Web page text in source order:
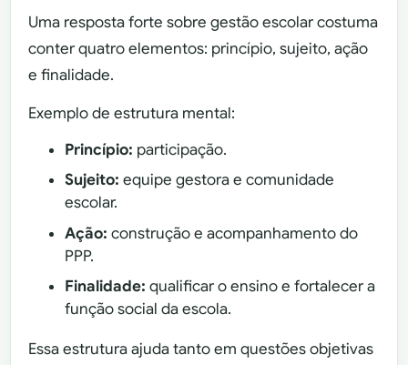
Uma resposta forte sobre gestão escolar costuma
conter quatro elementos: princípio, sujeito, ação
e finalidade.
Exemplo de estrutura mental:
Princípio: participação.
Sujeito: equipe gestora e comunidade
escolar.
Ação: construção e acompanhamento do
PPP.
Finalidade: qualificar o ensino e fortalecer a
função social da escola.
Essa estrutura ajuda tanto em questões objetivas